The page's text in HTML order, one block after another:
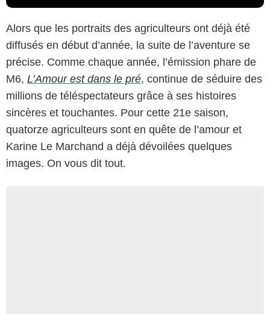
Alors que les portraits des agriculteurs ont déjà été
diffusés en début d’année, la suite de l’aventure se
précise. Comme chaque année, l’émission phare de
M6, L’Amour est dans le pré, continue de séduire des
millions de téléspectateurs grâce à ses histoires
sincères et touchantes. Pour cette 21e saison,
quatorze agriculteurs sont en quête de l’amour et
Karine Le Marchand a déjà dévoilées quelques
images. On vous dit tout.